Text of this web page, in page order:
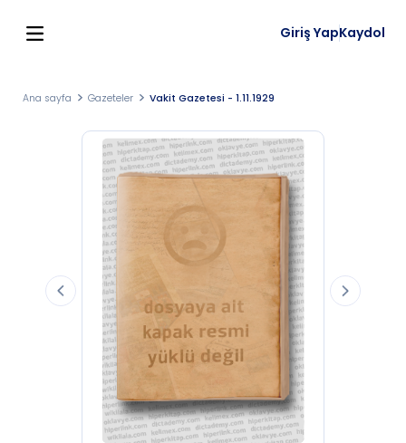
Giriş YapKaydol
Ana sayfa Gazeteler Vakit Gazetesi - 1.11.1929